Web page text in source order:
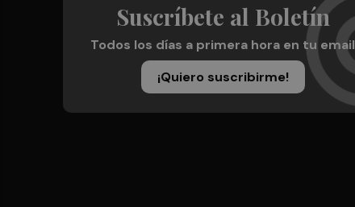
Suscríbete al Boletín
Todos los días a primera hora en tu email
¡Quiero suscribirme!